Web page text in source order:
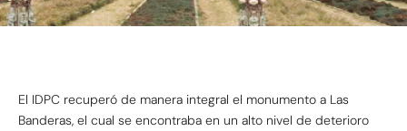
El IDPC recuperó de manera integral el monumento a Las
Banderas, el cual se encontraba en un alto nivel de deterioro